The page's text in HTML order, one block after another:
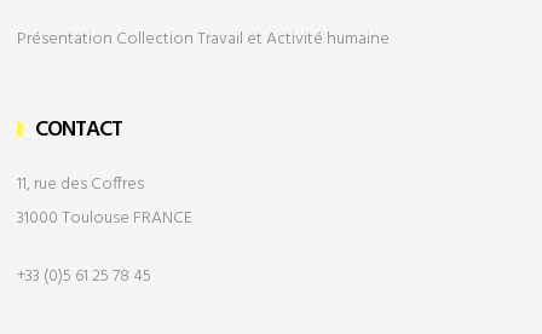
Présentation Collection Travail et Activité humaine
CONTACT
11, rue des Coffres
31000 Toulouse FRANCE
+33 (0)5 61 25 78 45